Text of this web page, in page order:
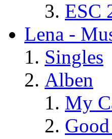
ESC
Lena -
Singles
Alben
My